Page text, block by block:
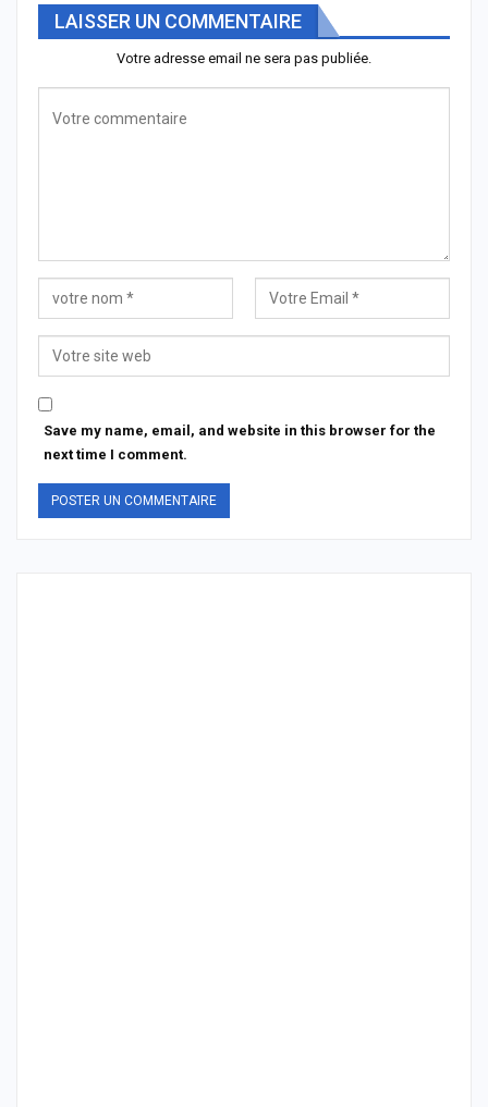
LAISSER UN COMMENTAIRE
Votre adresse email ne sera pas publiée.
Save my name, email, and website in this browser for the
next time I comment.